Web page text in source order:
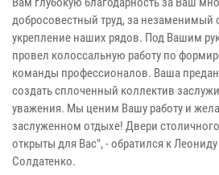
добросовестный труд, за незаменимый
укрепление наших рядов. Под Вашим
провел колоссальную работу по
команды профессионалов. Ваша
создать сплоченный коллектив
уважения. Мы ценим Вашу работу и
заслуженном отдыхе! Двери столичного
открыты для Вас", - обратился к
Солдатенко.